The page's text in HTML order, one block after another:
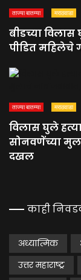
ताज्या बातम्या मराठवाडा
बीडच्या
पीडित महिलेचे
ताज्या बातम्या मराठवाडा
विलास घुले
सोनवणेंच्या
दखल
काही
अध्यात्मिक
उत्तर महाराष्ट्र